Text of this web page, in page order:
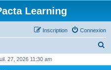
Learning
Connexion
Inscription
27, 2026 11:30 am